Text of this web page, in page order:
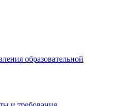
образовательной